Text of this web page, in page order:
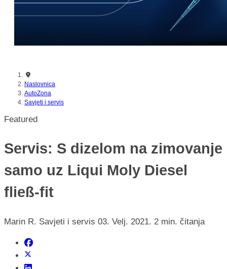
Naslovnica
AutoZona
Savjeti i servis
Featured
Servis: S dizelom na zimovanje
samo uz Liqui Moly Diesel
fließ-fit
Marin R. Savjeti i servis 03. Velj. 2021. 2 min. čitanja